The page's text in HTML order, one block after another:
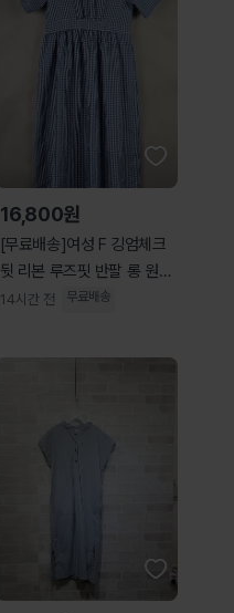
16,800원
[무료배송]여성 F 깅엄체크
뒷 리본 루즈핏 반팔 롱 원피
스 블루
14시간 전 무료배송